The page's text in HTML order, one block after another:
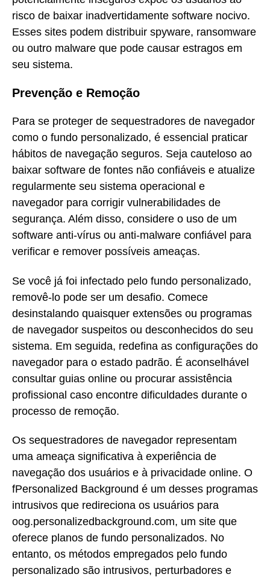
risco de baixar inadvertidamente software nocivo.
Esses sites podem distribuir spyware, ransomware
ou outro malware que pode causar estragos em
seu sistema.
Prevenção e Remoção
Para se proteger de sequestradores de navegador
como o fundo personalizado, é essencial praticar
hábitos de navegação seguros. Seja cauteloso ao
baixar software de fontes não confiáveis e atualize
regularmente seu sistema operacional e
navegador para corrigir vulnerabilidades de
segurança. Além disso, considere o uso de um
software anti-vírus ou anti-malware confiável para
verificar e remover possíveis ameaças.
Se você já foi infectado pelo fundo personalizado,
removê-lo pode ser um desafio. Comece
desinstalando quaisquer extensões ou programas
de navegador suspeitos ou desconhecidos do seu
sistema. Em seguida, redefina as configurações do
navegador para o estado padrão. É aconselhável
consultar guias online ou procurar assistência
profissional caso encontre dificuldades durante o
processo de remoção.
Os sequestradores de navegador representam
uma ameaça significativa à experiência de
navegação dos usuários e à privacidade online. O
fPersonalized Background é um desses programas
intrusivos que redireciona os usuários para
oog.personalizedbackground.com, um site que
oferece planos de fundo personalizados. No
entanto, os métodos empregados pelo fundo
personalizado são intrusivos, perturbadores e